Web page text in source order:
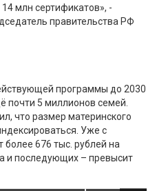
млн сертификатов», -
правительства РФ
программы до 2030
почти 5 миллионов семей.
что размер материнского
Уже с
более 676 тыс. рублей на
и последующих – превысит